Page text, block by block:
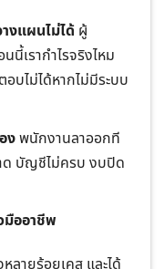
งแผนไม่ได้ ผู้
นี้เรากำไรจริงไหม
บไม่ได้หากไม่มีระบบ
งพนักงานลาออกที
ด บัญชีไม่ครบ งบปิด
มืออาชีพ
ลายร้อยเคส และได้